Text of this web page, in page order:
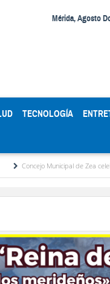
Mérida, Agosto
TECNOLOGÍA
Municipal de Zea celebra